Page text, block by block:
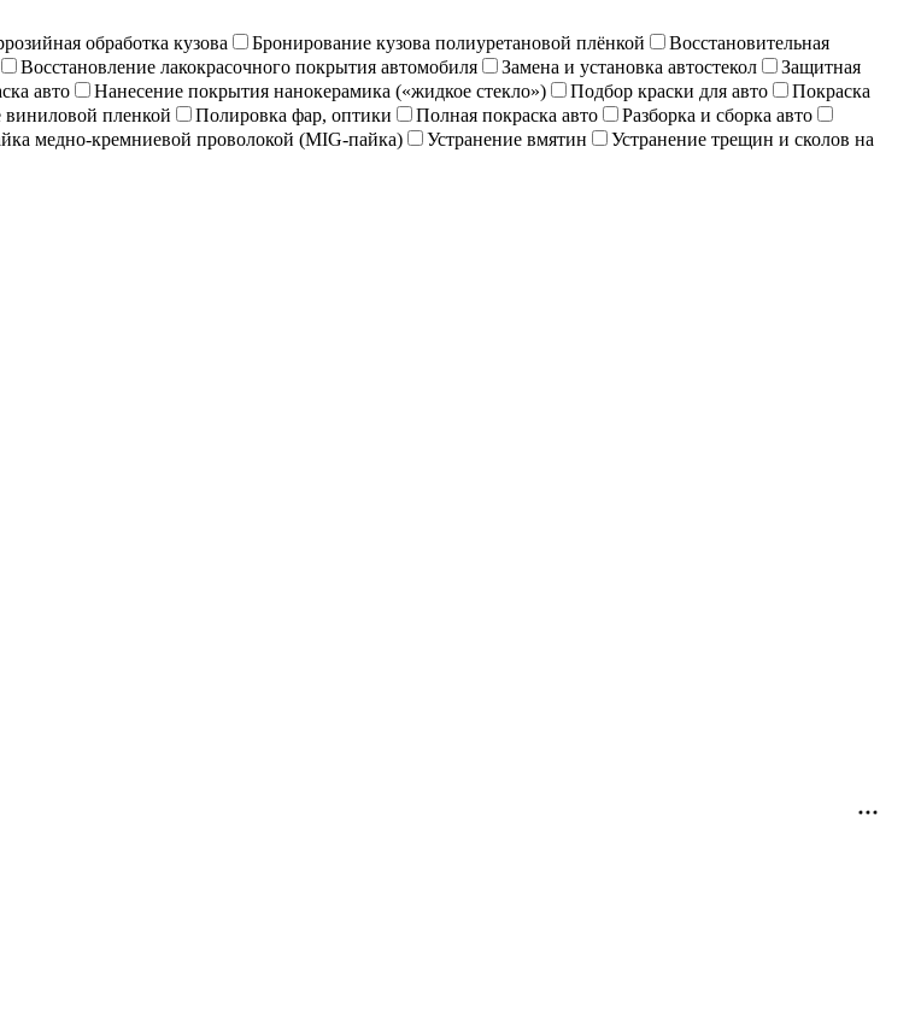
обработка кузова Бронирование кузова полиуретановой плёнкой
Восстановительная
Восстановление лакокрасочного покрытия автомобиля Замена и установка автостекол
Защитная
авто Нанесение покрытия нанокерамика («жидкое стекло») Подбор краски для авто
Покраска
пленкой Полировка фар, оптики Полная покраска авто
Разборка и сборка авто
медно-кремниевой проволокой (MIG-пайка) Устранение вмятин
Устранение трещин и сколов на